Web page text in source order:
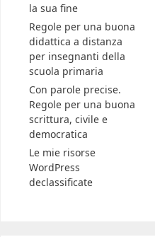
la sua fine
Regole per una buona
didattica a distanza
per insegnanti della
scuola primaria
Con parole precise.
Regole per una buona
scrittura, civile e
democratica
Le mie risorse
WordPress
declassificate